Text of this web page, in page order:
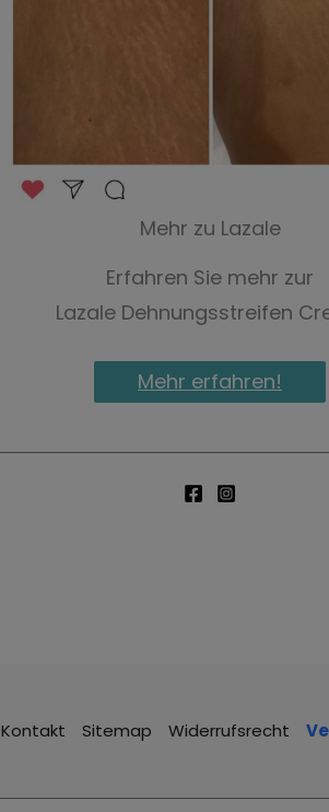
Mehr zu Lazale
Erfahren Sie mehr zur
Lazale Dehnungsstreifen
Mehr erfahren!
Kontakt Sitemap Widerrufsrecht